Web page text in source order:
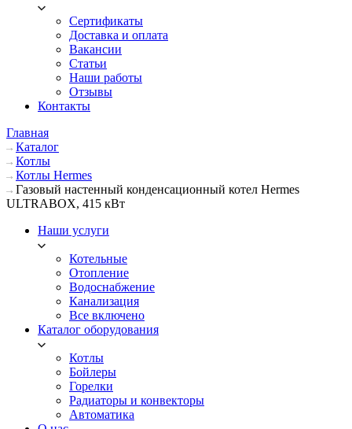
Сертификаты
Доставка и оплата
Вакансии
Статьи
Наши работы
Отзывы
Контакты
Главная
Каталог
Котлы
Котлы Hermes
Газовый настенный конденсационный котел Hermes
ULTRABOX, 415 кВт
Наши услуги
Котельные
Отопление
Водоснабжение
Канализация
Все включено
Каталог оборудования
Котлы
Бойлеры
Горелки
Радиаторы и конвекторы
Автоматика